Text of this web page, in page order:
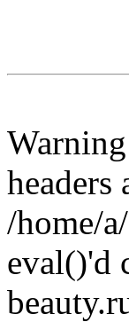
headers
/home/
eval()'d